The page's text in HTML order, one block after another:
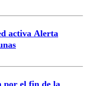
activa Alerta
por el fin de la